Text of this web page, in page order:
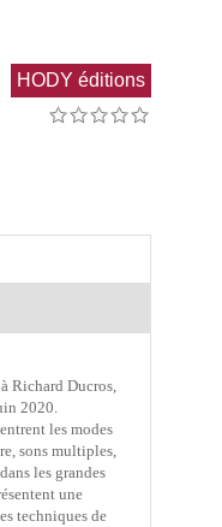
HODY éditions
Richard Ducros,
2020.
les modes
sons multiples,
les grandes
une
techniques de